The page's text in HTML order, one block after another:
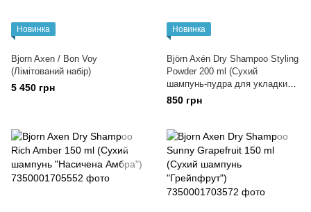
Новинка
Bjorn Axen / Bon Voy
(Лімітований набір)
5 450 грн
Новинка
Björn Axén Dry Shampoo Styling
Powder 200 ml (Сухий
шампунь-пудра для укладки
волосся)
850 грн